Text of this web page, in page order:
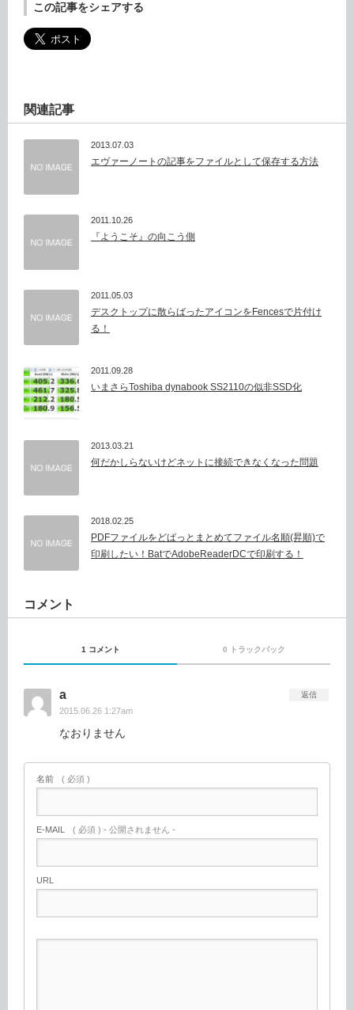
この記事をシェアする
関連記事
2013.07.03
エヴァーノートの記事をファイルとして保存する方法
2011.10.26
『ようこそ』の向こう側
2011.05.03
デスクトップに散らばったアイコンをFencesで片付け
る！
2011.09.28
いまさらToshiba dynabook SS2110の似非SSD化
2013.03.21
何だかしらないけどネットに接続できなくなった問題
2018.02.25
PDFファイルをどばっとまとめてファイル名順(昇順)で
印刷したい！BatでAdobeReaderDCで印刷する！
コメント
1 コメント 0 トラックバック
a
2015.06.26 1:27am
なおりません
返信
名前 ( 必須 )
E-MAIL ( 必須 ) - 公開されません -
URL